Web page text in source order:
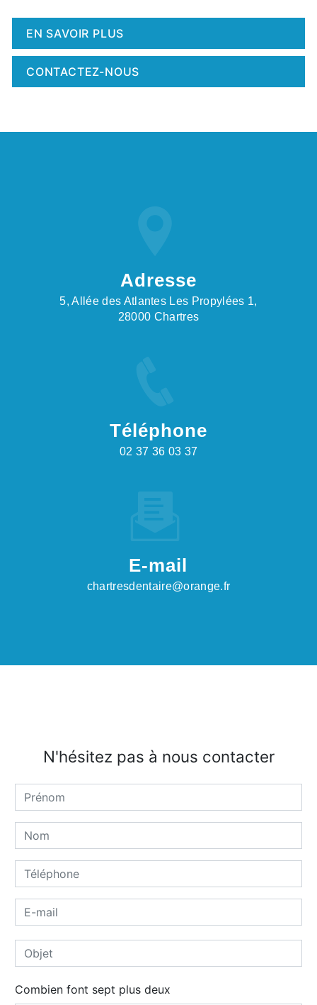
EN SAVOIR PLUS
CONTACTEZ-NOUS
Adresse
5, Allée des Atlantes Les Propylées 1,
28000 Chartres
Téléphone
02 37 36 03 37
E-mail
chartresdentaire@orange.fr
N'hésitez pas à nous contacter
Combien font sept plus deux